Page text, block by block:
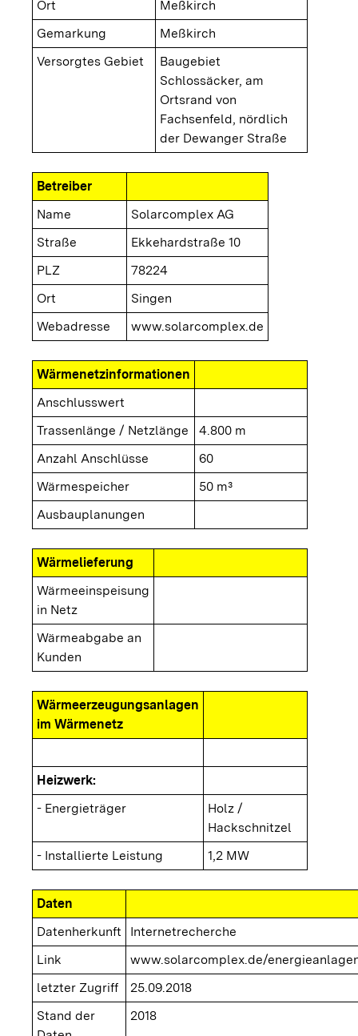
Ort
Meßkirch
Gemarkung
Meßkirch
Versorgtes Gebiet
Baugebiet
Schlossäcker, am
Ortsrand von
Fachsenfeld, nördlich
der Dewanger Straße
Betreiber
Name
Solarcomplex AG
Straße
Ekkehardstraße 10
PLZ
78224
Ort
Singen
Webadresse
www.solarcomplex.de
Wärmenetzinformationen
Anschlusswert
Trassenlänge / Netzlänge
4.800 m
Anzahl Anschlüsse
60
Wärmespeicher
50 m³
Ausbauplanungen
Wärmelieferung
Wärmeeinspeisung
in Netz
Wärmeabgabe an
Kunden
Wärmeerzeugungsanlagen
im Wärmenetz
Heizwerk:
- Energieträger
Holz /
Hackschnitzel
- Installierte Leistung
1,2 MW
Daten
Datenherkunft
Internetrecherche
Link
www.solarcomplex.de/
letzter Zugriff
25.09.2018
Stand der
2018